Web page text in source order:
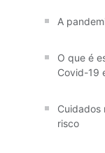
A
O que é
Covid-19
Cuidados
risco